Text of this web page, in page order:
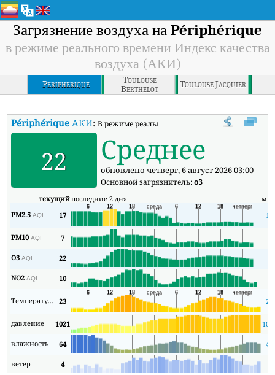
Загрязнение воздуха на Périphérique
в режиме реального времени Индекс качества
воздуха (АКИ)
Peripherique
Toulouse
Berthelot
Toulouse Jacquier
Périphérique АКИ:В режиме реального времени Индекс качества
22 Среднее
обновлено четверг, 6 август 2026 03:00
Основной загрязнитель:o3
текущийпоследние 2 дня
PM2.5AQI 17 15
PM10AQI 7
O3AQI 22
NO2AQI 10
Температура 23 21
давление 1021
влажность 64 43
ветер 4